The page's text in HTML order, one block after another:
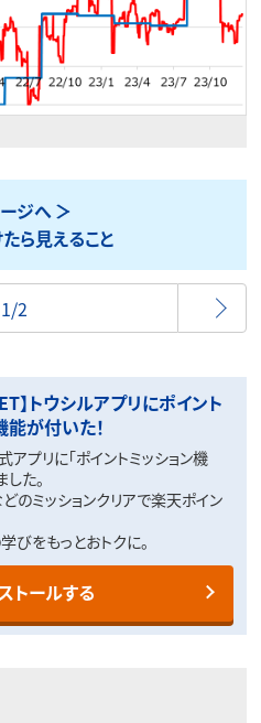
ジへ
ら見えること
1/2
】トウシルアプリにポイント
能が付いた！
アプリに「ポイントミッション機
た。
のミッションクリアで楽天ポイン
びをもっとおトクに。
トールする